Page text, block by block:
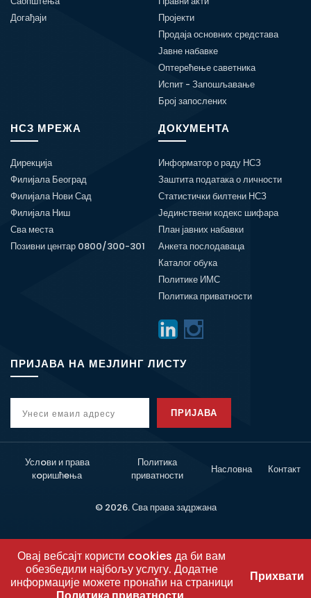
Догађаји
Пројекти
Продаја основних средстава
Јавне набавке
Оптерећење саветника
Испит - Запошљавање
Број запослених
НСЗ МРЕЖА
Дирекција
Филијала Београд
Филијала Нови Сад
Филијала Ниш
Сва места
Позивни центар 0800/300-301
ДОКУМЕНТА
Информатор о раду НСЗ
Заштита података о личности
Статистички билтени НСЗ
Јединствени кодекс шифара
План јавних набавки
Анкета послодаваца
Каталог обука
Политике ИМС
Политика приватности
ПРИЈАВА НА МЕЈЛИНГ ЛИСТУ
ПРИЈАВА
Услoви и права
кoришћeња
Политика
приватности
Насловна Контакт
© 2026. Сва права задржана
Овај вебсајт користи cookies да би вам
обезбедили најбољу услугу. Додатне
информације можете пронаћи на страници
Прихвати